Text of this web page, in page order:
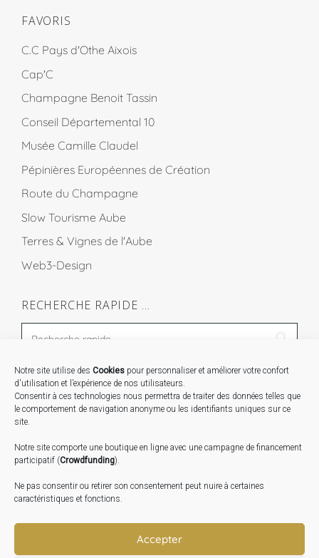
Notre site utilise des Cookies pour personnaliser et améliorer votre confort
d'utilisation et l’expérience de nos utilisateurs.
Consentir à ces technologies nous permettra de traiter des données telles que
le comportement de navigation anonyme ou les identifiants uniques sur ce
site.
Notre site comporte une boutique en ligne avec une campagne de financement
participatif (Crowdfunding).
Ne pas consentir ou retirer son consentement peut nuire à certaines
caractéristiques et fonctions.
Accepter
FAVORIS
C.C Pays d'Othe Aixois
Cap'C
Champagne Benoit Tassin
Conseil Départemental 10
Musée Camille Claudel
Pépinières Européennes de Création
Route du Champagne
Slow Tourisme Aube
Terres & Vignes de l'Aube
Web3-Design
RECHERCHE RAPIDE …
STAGES …
Expo « Mesures de lumière » du 19 Sept au 29 Nov.
Inauguration de la Grange : Le 17 Oct. 2026
Atelier Image : L’art au service de la santé mentale –
10 Oct. 2026